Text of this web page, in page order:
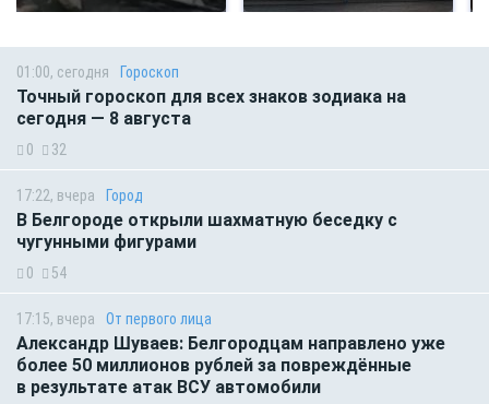
01:00, сегодня Гороскоп
Точный гороскоп для всех знаков зодиака на
сегодня — 8 августа
0 32
17:22, вчера Город
В Белгороде открыли шахматную беседку с
чугунными фигурами
0 54
17:15, вчера От первого лица
Александр Шуваев: Белгородцам направлено уже
более 50 миллионов рублей за повреждённые
в результате атак ВСУ автомобили